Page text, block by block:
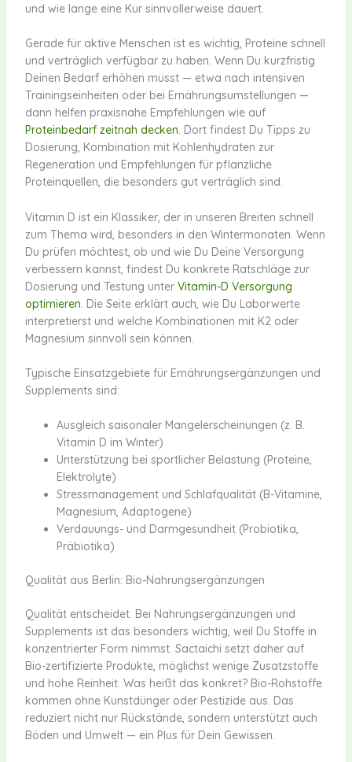
und wie lange eine Kur sinnvollerweise dauert.
Gerade für aktive Menschen ist es wichtig, Proteine schnell
und verträglich verfügbar zu haben. Wenn Du kurzfristig
Deinen Bedarf erhöhen musst — etwa nach intensiven
Trainingseinheiten oder bei Ernährungsumstellungen —
dann helfen praxisnahe Empfehlungen wie auf
Proteinbedarf zeitnah decken. Dort findest Du Tipps zu
Dosierung, Kombination mit Kohlenhydraten zur
Regeneration und Empfehlungen für pflanzliche
Proteinquellen, die besonders gut verträglich sind.
Vitamin D ist ein Klassiker, der in unseren Breiten schnell
zum Thema wird, besonders in den Wintermonaten. Wenn
Du prüfen möchtest, ob und wie Du Deine Versorgung
verbessern kannst, findest Du konkrete Ratschläge zur
Dosierung und Testung unter Vitamin-D Versorgung
optimieren. Die Seite erklärt auch, wie Du Laborwerte
interpretierst und welche Kombinationen mit K2 oder
Magnesium sinnvoll sein können.
Typische Einsatzgebiete für Ernährungsergänzungen und
Supplements sind:
Ausgleich saisonaler Mangelerscheinungen (z. B.
Vitamin D im Winter)
Unterstützung bei sportlicher Belastung (Proteine,
Elektrolyte)
Stressmanagement und Schlafqualität (B-Vitamine,
Magnesium, Adaptogene)
Verdauungs- und Darmgesundheit (Probiotika,
Präbiotika)
Qualität aus Berlin: Bio-Nahrungsergänzungen
Qualität entscheidet. Bei Nahrungsergänzungen und
Supplements ist das besonders wichtig, weil Du Stoffe in
konzentrierter Form nimmst. Sactaichi setzt daher auf
Bio-zertifizierte Produkte, möglichst wenige Zusatzstoffe
und hohe Reinheit. Was heißt das konkret? Bio-Rohstoffe
kommen ohne Kunstdünger oder Pestizide aus. Das
reduziert nicht nur Rückstände, sondern unterstützt auch
Böden und Umwelt — ein Plus für Dein Gewissen.